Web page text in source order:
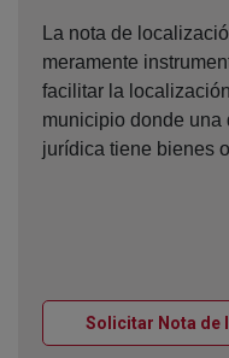
La nota de
meramente
facilitar la
municipio donde una
jurídica tiene bienes
Solicitar Nota de